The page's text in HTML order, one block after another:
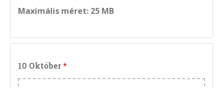
Maximális méret: 25 MB
10 Október